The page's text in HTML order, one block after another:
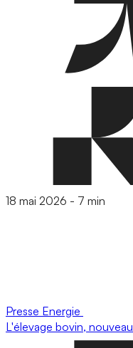
18 mai 2026 - 7 min
Presse Energie
L'élevage bovin,